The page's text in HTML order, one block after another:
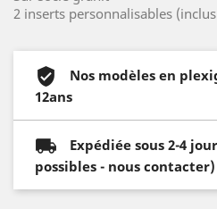
2 inserts personnalisables
Nos modèles en
12ans
Expédiée sous 2-4
possibles - nous contacter)